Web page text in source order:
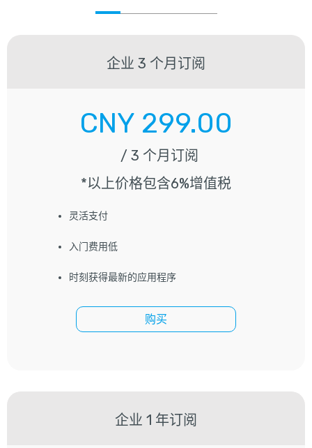
企业 3 个月订阅
CNY 299.00
/ 3 个月订阅
*以上价格包含6%增值税
灵活支付
入门费用低
时刻获得最新的应用程序
购买
企业 1 年订阅